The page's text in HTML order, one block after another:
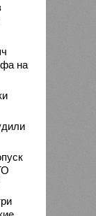
на